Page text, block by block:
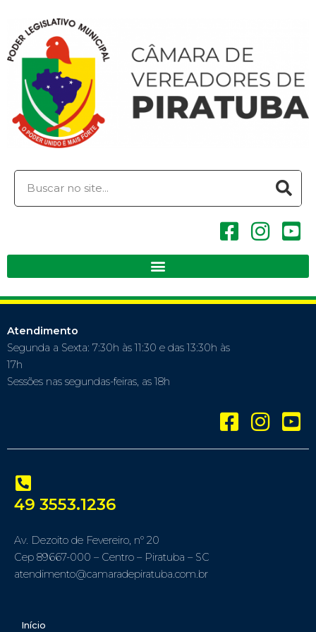
Atendimento
Segunda a Sexta: 7:30h às 11:30 e das 13:30h às
17h
Sessões nas segundas-feiras, as 18h
49 3553.1236
Av. Dezoito de Fevereiro, nº 20
Cep 89667-000 – Centro – Piratuba – SC
atendimento@camaradepiratuba.com.br
Início